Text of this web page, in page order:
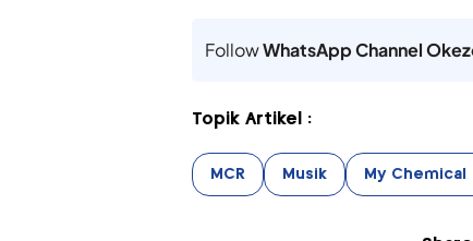
FollowWhatsApp Channel
Topik Artikel :
MCR Musik My Chemical